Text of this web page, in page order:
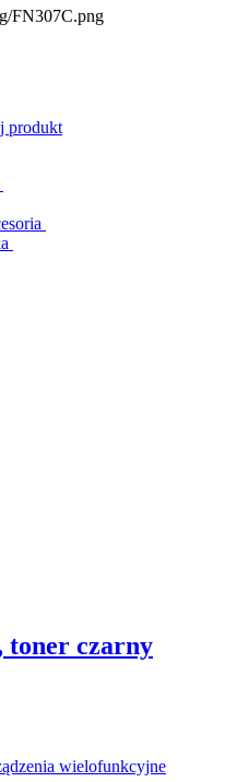
produkt
czarny
wielofunkcyjne